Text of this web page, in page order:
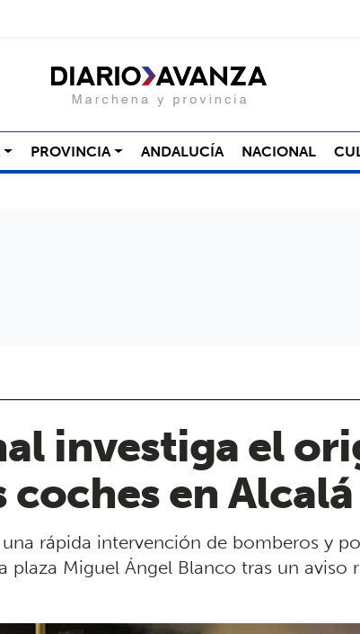
PROVINCIA ANDALUCÍA NACIONAL
investiga el
en Alcalá
rápida intervención de bomberos y
plaza Miguel Ángel Blanco tras un